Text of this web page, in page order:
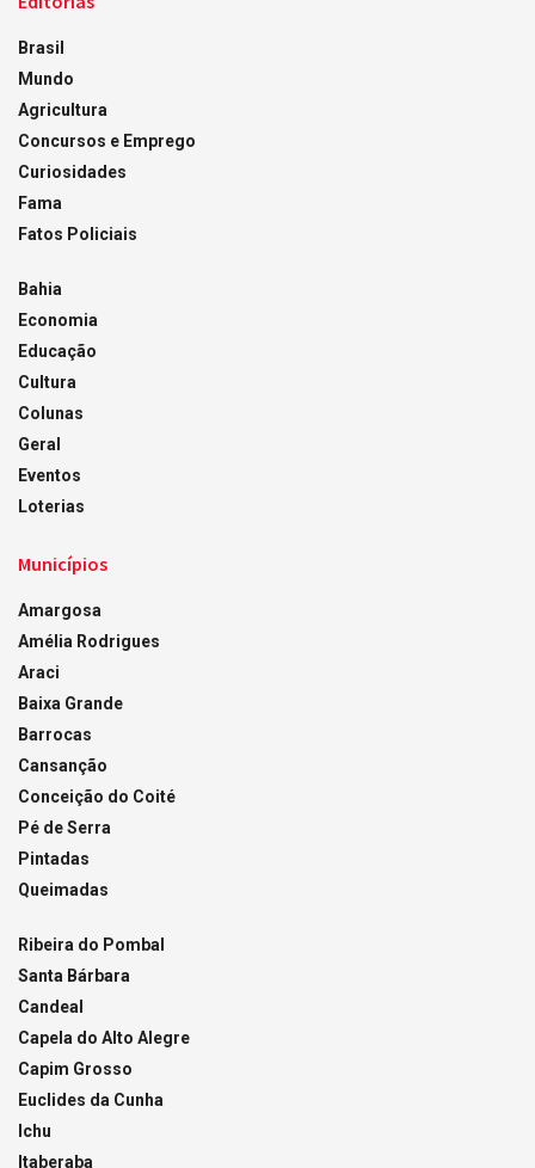
Brasil
Mundo
Agricultura
Concursos e Emprego
Curiosidades
Fama
Fatos Policiais
Bahia
Economia
Educação
Cultura
Colunas
Geral
Eventos
Loterias
Municípios
Amargosa
Amélia Rodrigues
Araci
Baixa Grande
Barrocas
Cansanção
Conceição do Coité
Pé de Serra
Pintadas
Queimadas
Ribeira do Pombal
Santa Bárbara
Candeal
Capela do Alto Alegre
Capim Grosso
Euclides da Cunha
Ichu
Itaberaba